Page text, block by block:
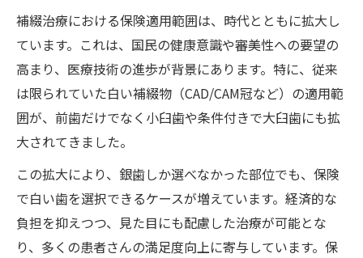
補綴治療における保険適用範囲は、時代とともに拡大し
ています。これは、国民の健康意識や審美性への要望の
高まり、医療技術の進歩が背景にあります。特に、従来
は限られていた白い補綴物（CAD/CAM冠など）の適用範
囲が、前歯だけでなく小臼歯や条件付きで大臼歯にも拡
大されてきました。
この拡大により、銀歯しか選べなかった部位でも、保険
で白い歯を選択できるケースが増えています。経済的な
負担を抑えつつ、見た目にも配慮した治療が可能とな
り、多くの患者さんの満足度向上に寄与しています。保